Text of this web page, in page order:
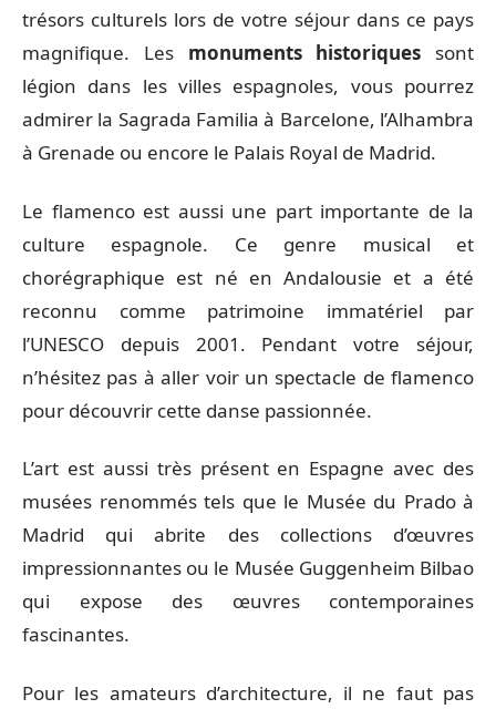
trésors culturels lors de votre séjour dans ce pays
magnifique. Les monuments historiques sont
légion dans les villes espagnoles, vous pourrez
admirer la Sagrada Familia à Barcelone, l’Alhambra
à Grenade ou encore le Palais Royal de Madrid.
Le flamenco est aussi une part importante de la
culture espagnole. Ce genre musical et
chorégraphique est né en Andalousie et a été
reconnu comme patrimoine immatériel par
l’UNESCO depuis 2001. Pendant votre séjour,
n’hésitez pas à aller voir un spectacle de flamenco
pour découvrir cette danse passionnée.
L’art est aussi très présent en Espagne avec des
musées renommés tels que le Musée du Prado à
Madrid qui abrite des collections d’œuvres
impressionnantes ou le Musée Guggenheim Bilbao
qui expose des œuvres contemporaines
fascinantes.
Pour les amateurs d’architecture, il ne faut pas